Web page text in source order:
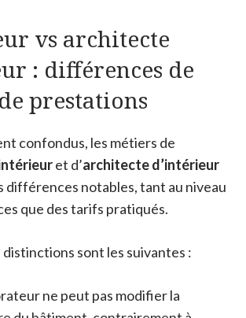
vs architecte
: différences de
prestations
confondus, les métiers de
et d’architecte d’intérieur
différences notables, tant au niveau
que des tarifs pratiqués.
distinctions sont les suivantes :
ne peut pas modifier la